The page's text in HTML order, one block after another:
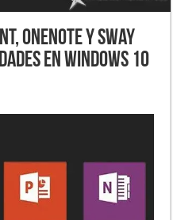
OneNote y Sway
en Windows 10